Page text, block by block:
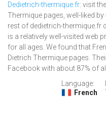
Dedietrich-thermique.fr: visit
Thermique pages, well-liked
rest of dedietrich-thermique.fr
is a relatively well-visited web
for all ages. We found that
Dietrich Thermique pages.
Facebook with about 87% of
Language:
French